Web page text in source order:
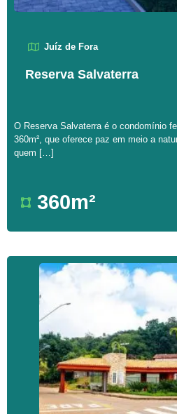
Juíz de Fora
Reserva Salvaterra
O Reserva Salvaterra é o condomínio
360m², que oferece paz em meio a
quem […]
360m²